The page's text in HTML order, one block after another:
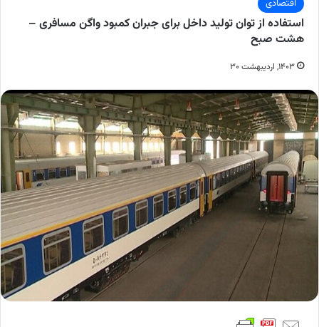
اقتصادی
استفاده از توان تولید داخل برای جبران کمبود واگن مسافری –
هشت صبح
۱۴۰۳, اردیبهشت ۳۰